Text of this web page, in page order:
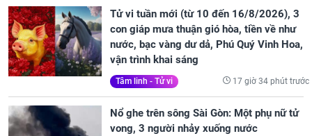
Tử vi tuần mới (từ 10 đến 16/8/2026), 3
con giáp mưa thuận gió hòa, tiền về như
nước, bạc vàng dư dả, Phú Quý Vinh Hoa,
vận trình khai sáng
Tâm linh - Tử vi 17 giờ 34 phút trước
Nổ ghe trên sông Sài Gòn: Một phụ nữ tử
vong, 3 người nhảy xuống nước